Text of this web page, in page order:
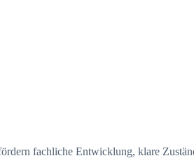
fachliche Entwicklung, klare